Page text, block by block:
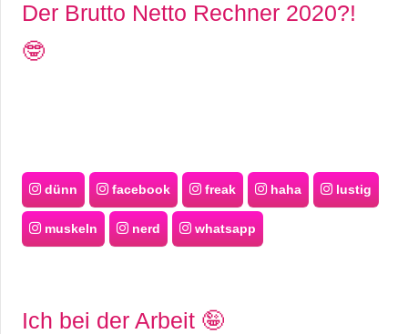
Der Brutto Netto Rechner 2020?!
🤓
dünn facebook freak haha lustig
muskeln nerd whatsapp
Ich bei der Arbeit 🤪